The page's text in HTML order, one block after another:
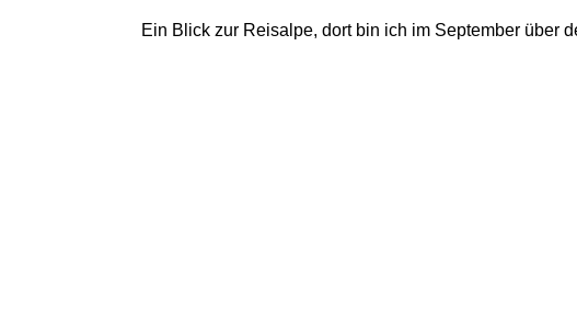
Ein Blick zur Reisalpe, dort bin ich im September über